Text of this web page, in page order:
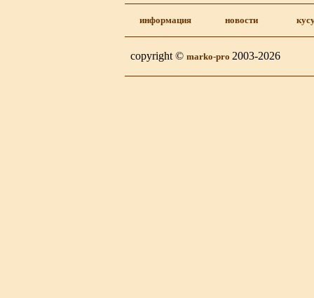
информация новости
copyright © marko-pro 2003-2026